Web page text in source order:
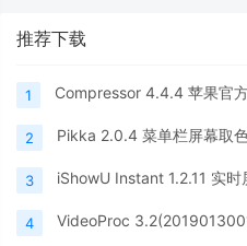
推荐下载
1 Compressor 4.4.4 苹果官
2 Pikka 2.0.4 菜单栏屏幕取
3 iShowU Instant 1.2.11 实时
4 VideoProc